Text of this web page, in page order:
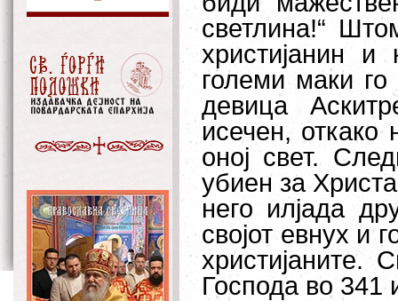
светлина!“
христијанин
големи маки
девица
исечен, откако
оној свет.
убиен за
него илјада
својот евнух и
христијаните.
Господа во 341